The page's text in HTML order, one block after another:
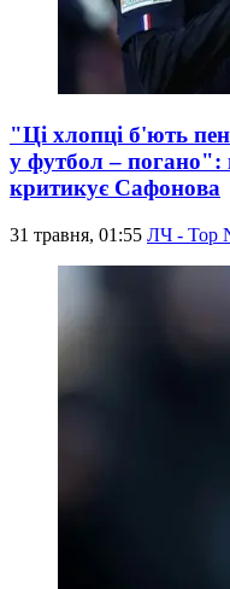
"Ці хлопці б'ють
у футбол – погано":
критикує Сафонова
31 травня, 01:55 ЛЧ - Top